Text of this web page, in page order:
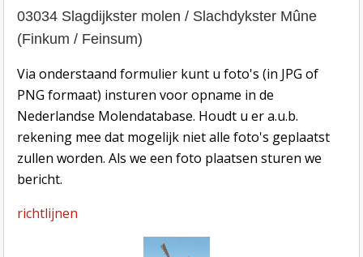
03034 Slagdijkster molen / Slachdykster Mûne
(Finkum / Feinsum)
Via onderstaand formulier kunt u foto's (in JPG of
PNG formaat) insturen voor opname in de
Nederlandse Molendatabase. Houdt u er a.u.b.
rekening mee dat mogelijk niet alle foto's geplaatst
zullen worden. Als we een foto plaatsen sturen we
bericht.
richtlijnen